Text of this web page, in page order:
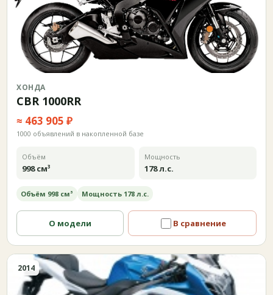
ХОНДА
CBR 1000RR
≈ 463 905 ₽
1000 объявлений в накопленной базе
Объём
998 см³
Мощность
178 л.с.
Объём 998 см³ Мощность 178 л.с.
О модели В сравнение
2014